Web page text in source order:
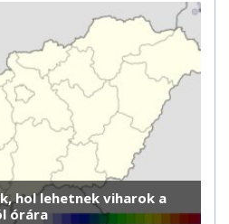
hol lehetnek viharok a
órára